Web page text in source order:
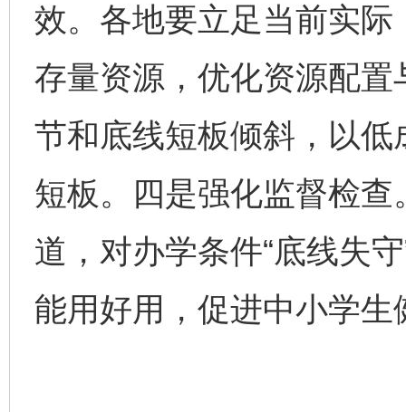
效。各地要立足当前实
存量资源，优化资源配
节和底线短板倾斜，以
短板。四是强化监督检
道，对办学条件“底线失
能用好用，促进中小学